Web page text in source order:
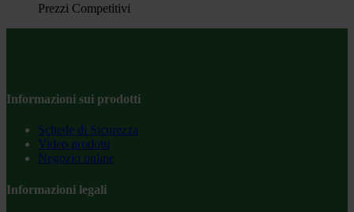
Prezzi Competitivi
Informazioni sui prodotti
Schede di Sicurezza
Video prodotti
Negozio online
Informazioni legali